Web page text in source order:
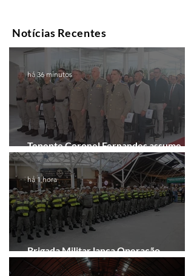
Notícias Recentes
Tenente Coronel Fernandes assume
comando do 41º BPM em Gramado
há 36 minutos
Brigada Militar lança Operação
Convergência na Região das Hortênsias
há 1 hora